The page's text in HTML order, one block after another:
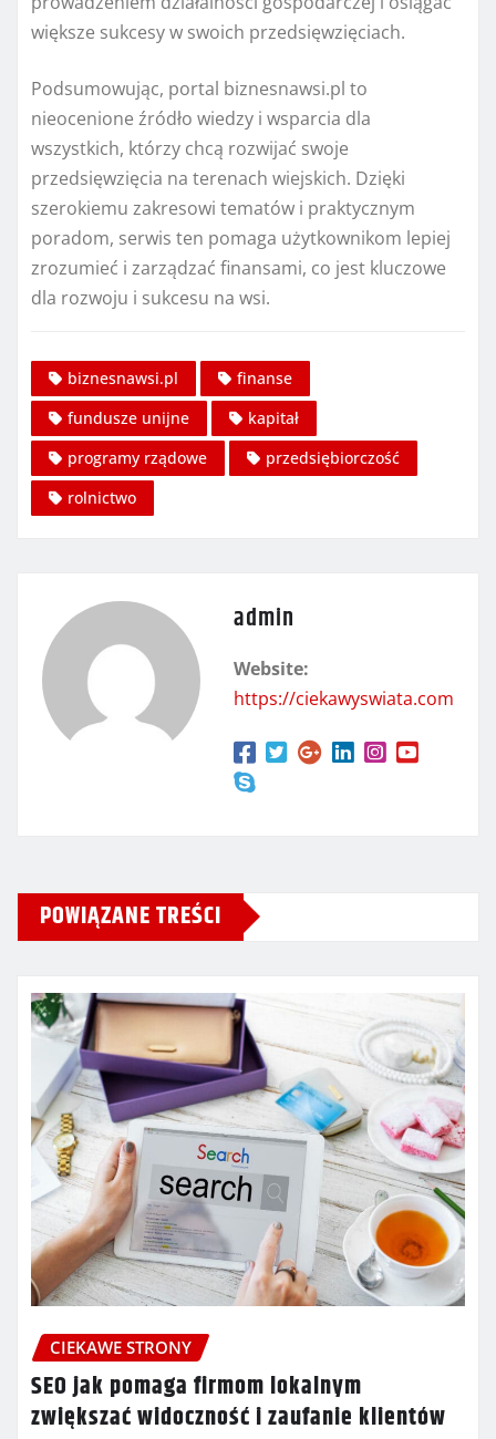
większe sukcesy w swoich przedsięwzięciach.
Podsumowując, portal biznesnawsi.pl to
nieocenione źródło wiedzy i wsparcia dla
wszystkich, którzy chcą rozwijać swoje
przedsięwzięcia na terenach wiejskich. Dzięki
szerokiemu zakresowi tematów i praktycznym
poradom, serwis ten pomaga użytkownikom lepiej
zrozumieć i zarządzać finansami, co jest kluczowe
dla rozwoju i sukcesu na wsi.
biznesnawsi.pl
finanse
fundusze unijne
kapitał
programy rządowe
przedsiębiorczość
rolnictwo
admin
Website:
https://ciekawyswiata.com
POWIĄZANE TREŚCI
CIEKAWE STRONY
SEO jak pomaga firmom lokalnym
zwiększać widoczność i zaufanie klientów